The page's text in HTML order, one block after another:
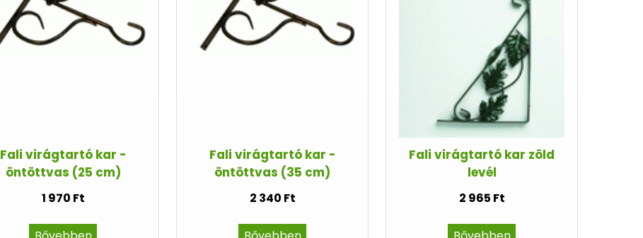
Fali virágtartó kar -
öntöttvas (25 cm)
1 970 Ft
Fali virágtartó kar -
öntöttvas (35 cm)
2 340 Ft
Fali virágtartó kar zöld
levél
2 965 Ft